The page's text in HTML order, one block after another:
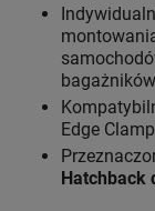
Edge Clamp
Hatchback